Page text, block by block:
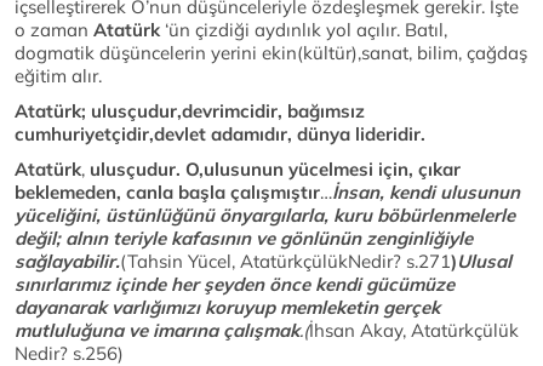
içselleştirerek O’nun düşünceleriyle özdeşleşmek gerekir. İşte
o zaman Atatürk‘ün çizdiği aydınlık yol açılır. Batıl,
dogmatik düşüncelerin yerini ekin(kültür),sanat, bilim, çağdaş
eğitim alır.
Atatürk; ulusçudur,devrimcidir, bağımsız
cumhuriyetçidir,devlet adamıdır, dünya lideridir.
Atatürk, ulusçudur. O,ulusunun yücelmesi için, çıkar
beklemeden, canla başla çalışmıştır…İnsan, kendi ulusunun
yüceliğini, üstünlüğünü önyargılarla, kuru böbürlenmelerle
değil; alnın teriyle kafasının ve gönlünün zenginliğiyle
sağlayabilir.(Tahsin Yücel, AtatürkçülükNedir? s.271)Ulusal
sınırlarımız içinde her şeyden önce kendi gücümüze
dayanarak varlığımızı koruyup memleketin gerçek
mutluluğuna ve imarına çalışmak.(İhsan Akay, Atatürkçülük
Nedir? s.256)